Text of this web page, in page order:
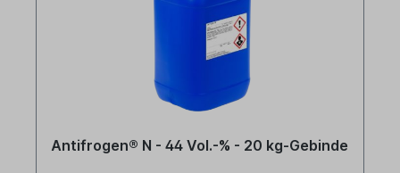
Antifrogen® N - 44 Vol.-% - 20 kg-Gebinde